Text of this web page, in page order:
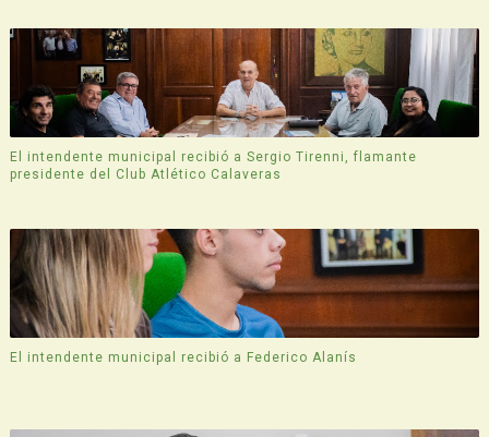
El intendente municipal recibió a Sergio Tirenni, flamante
presidente del Club Atlético Calaveras
El intendente municipal recibió a Federico Alanís